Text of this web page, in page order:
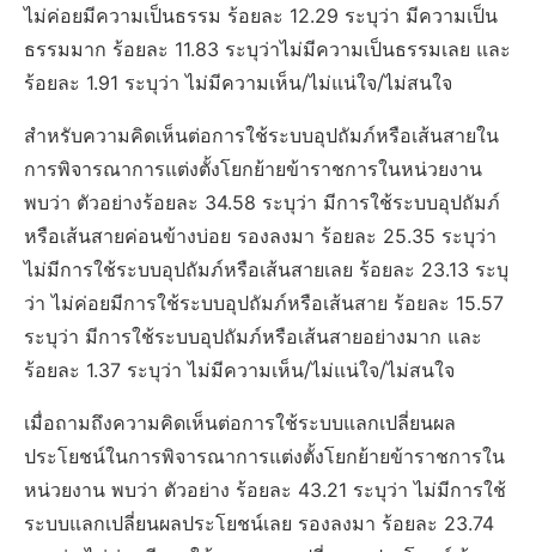
ไม่ค่อยมีความเป็นธรรม ร้อยละ 12.29 ระบุว่า มีความเป็น
ธรรมมาก ร้อยละ 11.83 ระบุว่าไม่มีความเป็นธรรมเลย และ
ร้อยละ 1.91 ระบุว่า ไม่มีความเห็น/ไม่แน่ใจ/ไม่สนใจ
สำหรับความคิดเห็นต่อการใช้ระบบอุปถัมภ์หรือเส้นสายใน
การพิจารณาการแต่งตั้งโยกย้ายข้าราชการในหน่วยงาน
พบว่า ตัวอย่างร้อยละ 34.58 ระบุว่า มีการใช้ระบบอุปถัมภ์
หรือเส้นสายค่อนข้างบ่อย รองลงมา ร้อยละ 25.35 ระบุว่า
ไม่มีการใช้ระบบอุปถัมภ์หรือเส้นสายเลย ร้อยละ 23.13 ระบุ
ว่า ไม่ค่อยมีการใช้ระบบอุปถัมภ์หรือเส้นสาย ร้อยละ 15.57
ระบุว่า มีการใช้ระบบอุปถัมภ์หรือเส้นสายอย่างมาก และ
ร้อยละ 1.37 ระบุว่า ไม่มีความเห็น/ไม่แน่ใจ/ไม่สนใจ
เมื่อถามถึงความคิดเห็นต่อการใช้ระบบแลกเปลี่ยนผล
ประโยชน์ในการพิจารณาการแต่งตั้งโยกย้ายข้าราชการใน
หน่วยงาน พบว่า ตัวอย่าง ร้อยละ 43.21 ระบุว่า ไม่มีการใช้
ระบบแลกเปลี่ยนผลประโยชน์เลย รองลงมา ร้อยละ 23.74